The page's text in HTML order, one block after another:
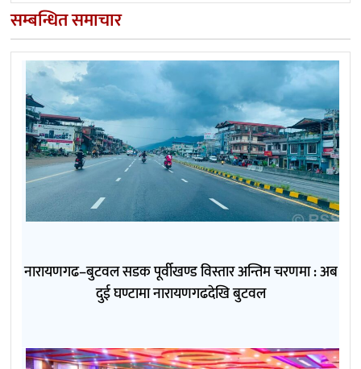
सम्बन्धित समाचार
नारायणगढ–बुटवल सडक पूर्वीखण्ड विस्तार अन्तिम चरणमा : अब
दुई घण्टामा नारायणगढदेखि बुटवल